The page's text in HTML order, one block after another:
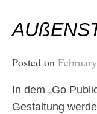
Posted on
In dem „Go
Gestaltung